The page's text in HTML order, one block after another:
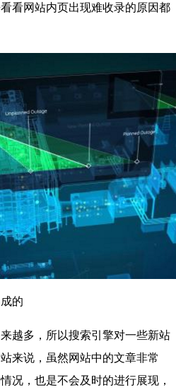
看网站内页出现难收录的原因都
的
越多，所以搜索引擎对一些新站
来说，虽然网站中的文章非常
况，也是不会及时的进行展现，